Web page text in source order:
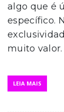
algo que é
específico.
muito
LEIA MAIS